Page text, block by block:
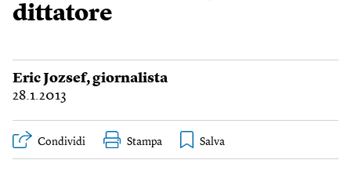
dittatore
Eric Jozsef, giornalista
28.1.2013
Condividi Stampa